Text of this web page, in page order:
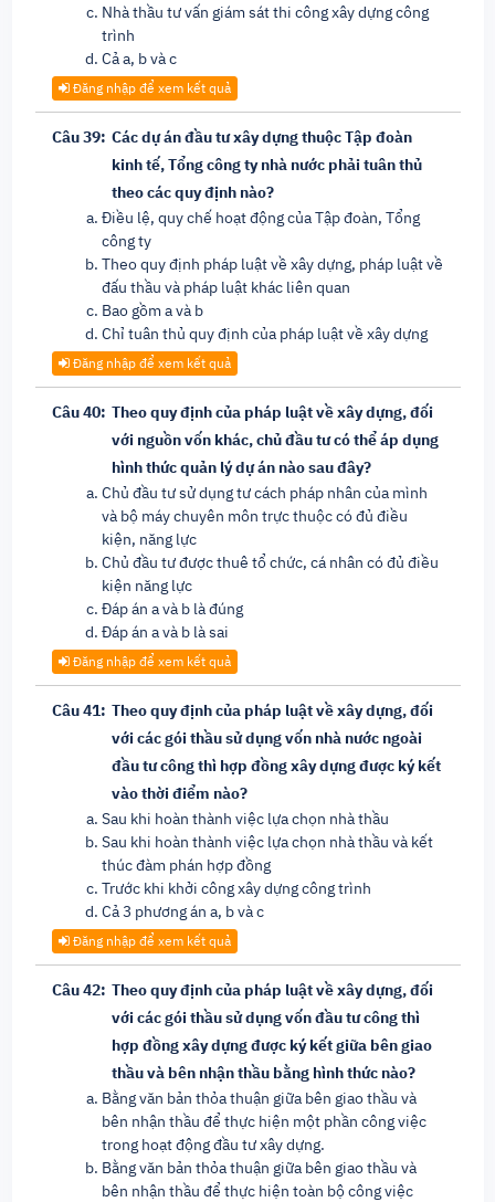
Nhà thầu tư vấn giám sát thi công xây dựng công
trình
Cả a, b và c
Đăng nhập để xem kết quả
Câu 39: Các dự án đầu tư xây dựng thuộc Tập đoàn
kinh tế, Tổng công ty nhà nước phải tuân thủ
theo các quy định nào?
Điều lệ, quy chế hoạt động của Tập đoàn, Tổng
công ty
Theo quy định pháp luật về xây dựng, pháp luật về
đấu thầu và pháp luật khác liên quan
Bao gồm a và b
Chỉ tuân thủ quy định của pháp luật về xây dựng
Đăng nhập để xem kết quả
Câu 40: Theo quy định của pháp luật về xây dựng, đối
với nguồn vốn khác, chủ đầu tư có thể áp dụng
hình thức quản lý dự án nào sau đây?
Chủ đầu tư sử dụng tư cách pháp nhân của mình
và bộ máy chuyên môn trực thuộc có đủ điều
kiện, năng lực
Chủ đầu tư được thuê tổ chức, cá nhân có đủ điều
kiện năng lực
Đáp án a và b là đúng
Đáp án a và b là sai
Đăng nhập để xem kết quả
Câu 41: Theo quy định của pháp luật về xây dựng, đối
với các gói thầu sử dụng vốn nhà nước ngoài
đầu tư công thì hợp đồng xây dựng được ký kết
vào thời điểm nào?
Sau khi hoàn thành việc lựa chọn nhà thầu
Sau khi hoàn thành việc lựa chọn nhà thầu và kết
thúc đàm phán hợp đồng
Trước khi khởi công xây dựng công trình
Cả 3 phương án a, b và c
Đăng nhập để xem kết quả
Câu 42: Theo quy định của pháp luật về xây dựng, đối
với các gói thầu sử dụng vốn đầu tư công thì
hợp đồng xây dựng được ký kết giữa bên giao
thầu và bên nhận thầu bằng hình thức nào?
Bằng văn bản thỏa thuận giữa bên giao thầu và
bên nhận thầu để thực hiện một phần công việc
trong hoạt động đầu tư xây dựng.
Bằng văn bản thỏa thuận giữa bên giao thầu và
bên nhận thầu để thực hiện toàn bộ công việc